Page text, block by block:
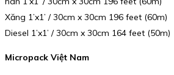
Xăng 1’x1’ / 30cm x 30cm 196 feet (60m)
Diesel 1’x1’ / 30cm x 30cm 164 feet (50m)
Micropack Việt Nam